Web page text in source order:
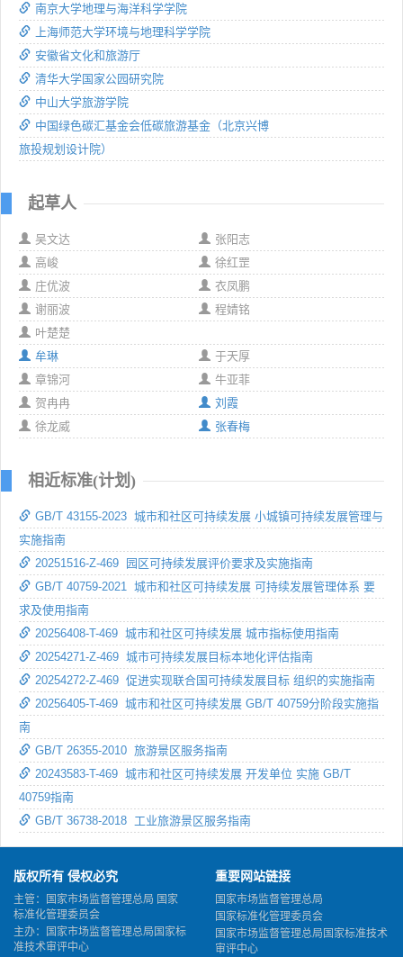
南京大学地理与海洋科学学院
上海师范大学环境与地理科学学院
安徽省文化和旅游厅
清华大学国家公园研究院
中山大学旅游学院
中国绿色碳汇基金会低碳旅游基金（北京兴博
旅投规划设计院）
起草人
吴文达
张阳志
高峻
徐红罡
庄优波
衣凤鹏
谢丽波
程婧铭
叶楚楚
牟琳
于天厚
章锦河
牛亚菲
贺冉冉
刘霞
徐龙威
张春梅
相近标准(计划)
GB/T 43155-2023 城市和社区可持续发展 小城镇可持续发展管理与
实施指南
20251516-Z-469 园区可持续发展评价要求及实施指南
GB/T 40759-2021 城市和社区可持续发展 可持续发展管理体系 要
求及使用指南
20256408-T-469 城市和社区可持续发展 城市指标使用指南
20254271-Z-469 城市可持续发展目标本地化评估指南
20254272-Z-469 促进实现联合国可持续发展目标 组织的实施指南
20256405-T-469 城市和社区可持续发展 GB/T 40759分阶段实施指
南
GB/T 26355-2010 旅游景区服务指南
20243583-T-469 城市和社区可持续发展 开发单位 实施 GB/T
40759指南
GB/T 36738-2018 工业旅游景区服务指南
版权所有 侵权必究
主管：国家市场监督管理总局 国家
标准化管理委员会
主办：国家市场监督管理总局国家标
准技术审评中心
重要网站链接
国家市场监督管理总局
国家标准化管理委员会
国家市场监督管理总局国家标准技术
审评中心